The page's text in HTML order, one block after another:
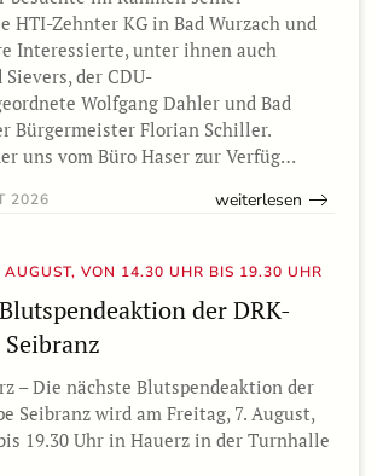
HTI-Zehnter KG in Bad Wurzach und
Interessierte, unter ihnen auch
der CDU-
Wolfgang Dahler und Bad
Bürgermeister Florian Schiller.
uns vom Büro Haser zur Verfüg…
2026 weiterlesen
VON 14.30 UHR BIS 19.30 UHR
der DRK-
– Die nächste Blutspendeaktion der
Seibranz wird am Freitag, 7. August,
19.30 Uhr in Hauerz in der Turnhalle